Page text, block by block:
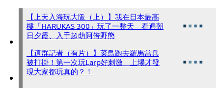
【上天入海玩大阪（上）】我在日本最高
樓「HARUKAS 300」玩了一整天 看遍朝
日夕霞、入手超萌阿倍野熊
【這群記者（有片）】菜鳥跑去羅馬當兵
被打掛！第一次玩Larp好刺激 上場才發
現大家都玩真的？！